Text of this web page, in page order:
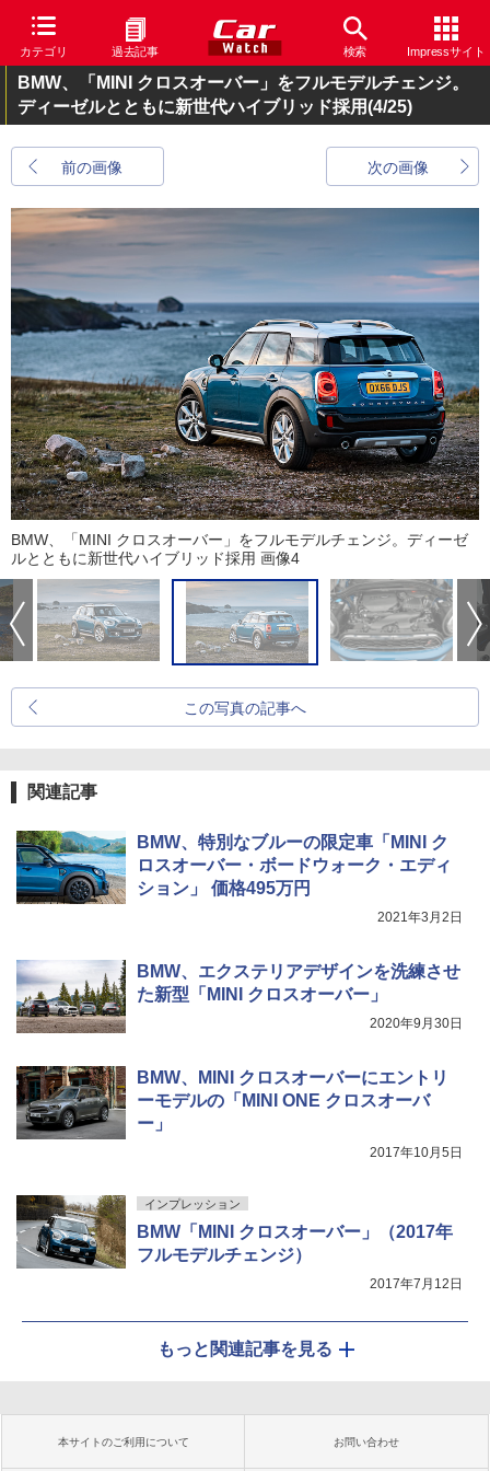
カテゴリ 過去記事 検索 Impressサイト
BMW、「MINI クロスオーバー」をフルモデルチェンジ。
ディーゼルとともに新世代ハイブリッド採用(4/25)
前の画像 次の画像
BMW、「MINI クロスオーバー」をフルモデルチェンジ。ディーゼ
ルとともに新世代ハイブリッド採用 画像4
この写真の記事へ
関連記事
BMW、特別なブルーの限定車「MINI ク
ロスオーバー・ボードウォーク・エディ
ション」 価格495万円
2021年3月2日
BMW、エクステリアデザインを洗練させ
た新型「MINI クロスオーバー」
2020年9月30日
BMW、MINI クロスオーバーにエントリ
ーモデルの「MINI ONE クロスオーバ
ー」
2017年10月5日
インプレッション
BMW「MINI クロスオーバー」（2017年
フルモデルチェンジ）
2017年7月12日
もっと関連記事を見る
本サイトのご利用について お問い合わせ